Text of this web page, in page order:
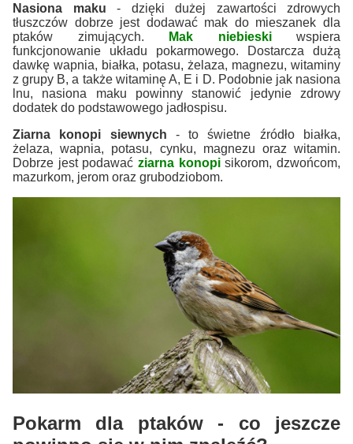
Nasiona maku - dzięki dużej zawartości zdrowych
tłuszczów dobrze jest dodawać mak do mieszanek dla
ptaków zimujących.
Mak niebieskiwspiera
funkcjonowanie układu pokarmowego. Dostarcza dużą
dawkę wapnia, białka, potasu, żelaza, magnezu, witaminy
z grupy B, a także witaminę A, E i D. Podobnie jak nasiona
lnu, nasiona maku powinny stanowić jedynie zdrowy
dodatek do podstawowego jadłospisu.
Ziarna konopi siewnych - to świetne źródło białka,
żelaza, wapnia, potasu, cynku, magnezu oraz witamin.
Dobrze jest podawać ziarna konopi sikorom, dzwońcom,
mazurkom, jerom oraz grubodziobom.
Pokarm dla ptaków - co jeszcze